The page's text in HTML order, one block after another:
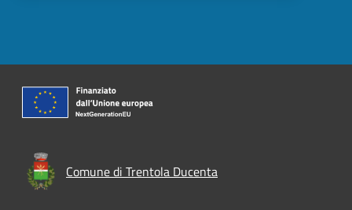
Comune di Trentola Ducenta